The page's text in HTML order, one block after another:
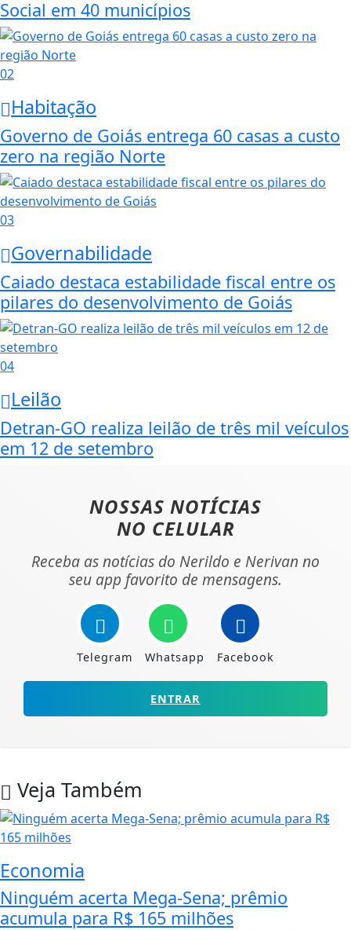
Social em 40 municípios
02
Habitação
Governo de Goiás entrega 60 casas a custo
zero na região Norte
03
Governabilidade
Caiado destaca estabilidade fiscal entre os
pilares do desenvolvimento de Goiás
04
Leilão
Detran-GO realiza leilão de três mil veículos
em 12 de setembro
NOSSAS NOTÍCIAS
NO CELULAR
Receba as notícias do Nerildo e Nerivan no
seu app favorito de mensagens.
Telegram Whatsapp Facebook
ENTRAR
Veja Também
Economia
Ninguém acerta Mega-Sena; prêmio
acumula para R$ 165 milhões